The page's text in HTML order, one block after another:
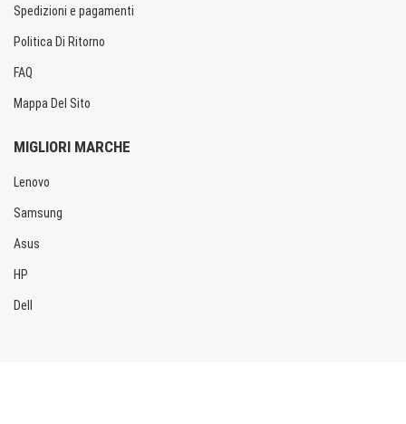
Spedizioni e pagamenti
Politica Di Ritorno
FAQ
Mappa Del Sito
MIGLIORI MARCHE
Lenovo
Samsung
Asus
HP
Dell